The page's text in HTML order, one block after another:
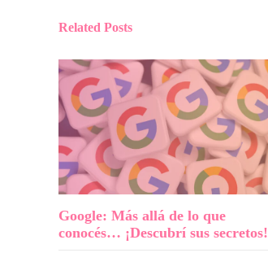
Related Posts
Google: Más allá de lo que
conocés… ¡Descubrí sus secretos!